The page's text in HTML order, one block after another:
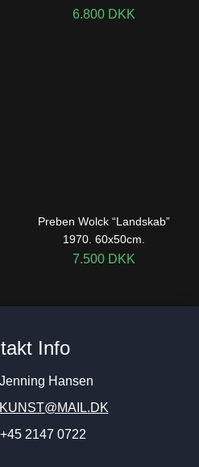
6.800 DKK
Preben Wolck “Landskab”
1970. 60x50cm.
7.500 DKK
Info
Hansen
2147 0722